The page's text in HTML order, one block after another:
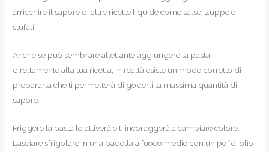
arricchire il sapore di altre ricette liquide come salse, zuppe e
stufati.
Anche se può sembrare allettante aggiungere la pasta
direttamente alla tua ricetta, in realtà esiste un modo corretto di
prepararla che ti permetterà di goderti la massima quantità di
sapore.
Friggere la pasta lo attiverà e ti incoraggerà a cambiare colore.
Lasciare sfrigolare in una padella a fuoco medio con un po ‘di olio